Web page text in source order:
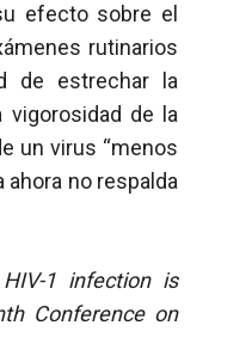
efecto sobre el
rutinarios
de estrechar la
de la
un virus “menos
no respalda
1 infection is
Conference on